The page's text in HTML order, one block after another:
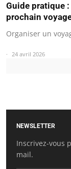
Guide pratique
prochain
Organiser un
24 avril 2026
NEWSLETTER
Inscrivez-vous
mail.